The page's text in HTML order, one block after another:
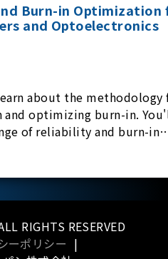
Burn-in Optimization
and Optoelectronics
about the methodology
optimizing burn-in.
of reliability and burn-in
options.
RIGHTS RESERVED
ーポリシー |